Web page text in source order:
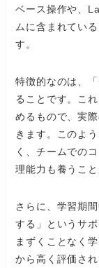
ベース操作や、
ムに含まれてい
す。
特徴的なのは、
ることです。こ
めるもので、実
きます。このよ
く、チームでの
理能力も養うこと
さらに、学習期
する」というサ
まずくことなく
から高く評価され